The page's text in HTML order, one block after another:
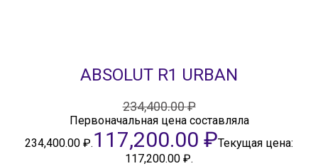
ABSOLUT R1 URBAN
234,400.00₽
Первоначальная цена составляла
234,400.00 ₽.117,200.00 ₽Текущая цена:
117,200.00 ₽.